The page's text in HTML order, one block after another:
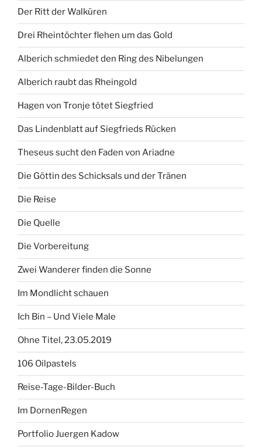
Der Ritt der Walküren
Drei Rheintöchter flehen um das Gold
Alberich schmiedet den Ring des Nibelungen
Alberich raubt das Rheingold
Hagen von Tronje tötet Siegfried
Das Lindenblatt auf Siegfrieds Rücken
Theseus sucht den Faden von Ariadne
Die Göttin des Schicksals und der Tränen
Die Reise
Die Quelle
Die Vorbereitung
Zwei Wanderer finden die Sonne
Im Mondlicht schauen
Ich Bin – Und Viele Male
Ohne Titel, 23.05.2019
106 Oilpastels
Reise-Tage-Bilder-Buch
Im DornenRegen
Portfolio Juergen Kadow